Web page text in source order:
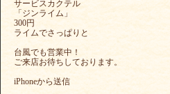
サービスカクテル
「ジンライム」
300円
ライムでさっぱりと
台風でも営業中！
ご来店お待ちしております。
iPhoneから送信